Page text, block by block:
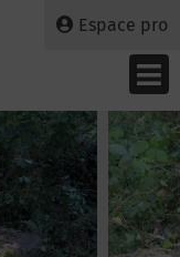
Espace pro